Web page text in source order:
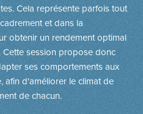
Cela représente parfois tout
et dans la
obtenir un rendement optimal
Cette session propose donc
ses comportements aux
afin d'améliorer le climat de
de chacun.